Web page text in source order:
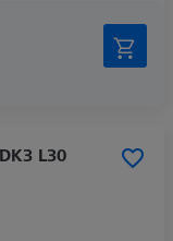
L30